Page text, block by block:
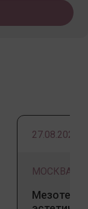
27.08.2026
МОСКВА